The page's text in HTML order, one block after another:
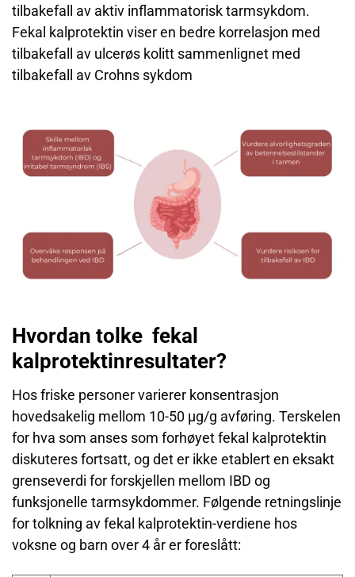
tilbakefall av aktiv inflammatorisk tarmsykdom.
Fekal kalprotektin viser en bedre korrelasjon med
tilbakefall av ulcerøs kolitt sammenlignet med
tilbakefall av Crohns sykdom
Hvordan tolke fekal
kalprotektinresultater?
Hos friske personer varierer konsentrasjon
hovedsakelig mellom 10-50 µg/g avføring. Terskelen
for hva som anses som forhøyet fekal kalprotektin
diskuteres fortsatt, og det er ikke etablert en eksakt
grenseverdi for forskjellen mellom IBD og
funksjonelle tarmsykdommer. Følgende retningslinje
for tolkning av fekal kalprotektin-verdiene hos
voksne og barn over 4 år er foreslått: